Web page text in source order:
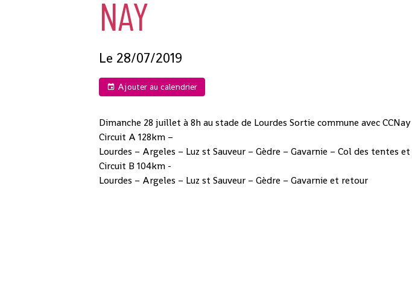
NAY
Le 28/07/2019
Ajouter au calendrier
Dimanche 28 juillet à 8h au stade de Lourdes Sortie commune avec CCNay
Circuit A 128km –
Lourdes – Argeles – Luz st Sauveur – Gèdre – Gavarnie – Col des tentes
Circuit B 104km -
Lourdes – Argeles – Luz st Sauveur – Gèdre – Gavarnie et retour